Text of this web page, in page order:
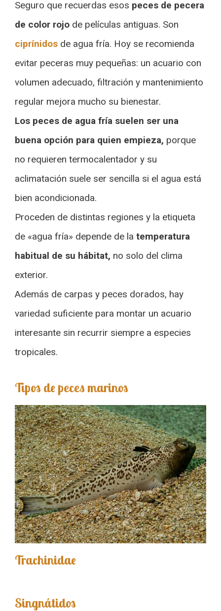
Seguro que recuerdas esos peces de pecera
de color rojo de películas antiguas. Son
ciprínidos de agua fría. Hoy se recomienda
evitar peceras muy pequeñas: un acuario con
volumen adecuado, filtración y mantenimiento
regular mejora mucho su bienestar.
Los peces de agua fría suelen ser una
buena opción para quien empieza, porque
no requieren termocalentador y su
aclimatación suele ser sencilla si el agua está
bien acondicionada.
Proceden de distintas regiones y la etiqueta
de «agua fría» depende de la temperatura
habitual de su hábitat, no solo del clima
exterior.
Además de carpas y peces dorados, hay
variedad suficiente para montar un acuario
interesante sin recurrir siempre a especies
tropicales.
Tipos de peces marinos
Trachinidae
Singnátidos